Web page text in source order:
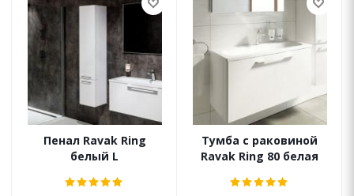
Пенал Ravak Ring
белый L
Тумба с раковиной
Ravak Ring 80 белая